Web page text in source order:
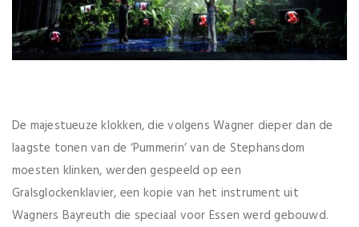
De majestueuze klokken, die volgens Wagner dieper dan de
laagste tonen van de ‘Pummerin’ van de Stephansdom
moesten klinken, werden gespeeld op een
Gralsglockenklavier, een kopie van het instrument uit
Wagners Bayreuth die speciaal voor Essen werd gebouwd.